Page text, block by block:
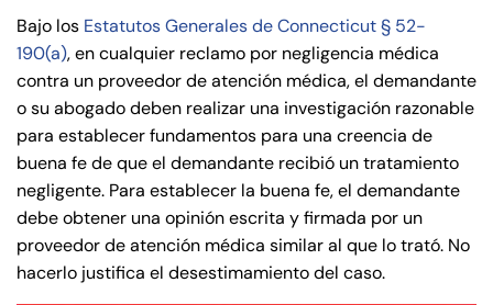
Bajo los Estatutos Generales de Connecticut § 52-
190(a), en cualquier reclamo por negligencia médica
contra un proveedor de atención médica, el demandante
o su abogado deben realizar una investigación razonable
para establecer fundamentos para una creencia de
buena fe de que el demandante recibió un tratamiento
negligente. Para establecer la buena fe, el demandante
debe obtener una opinión escrita y firmada por un
proveedor de atención médica similar al que lo trató. No
hacerlo justifica el desestimamiento del caso.